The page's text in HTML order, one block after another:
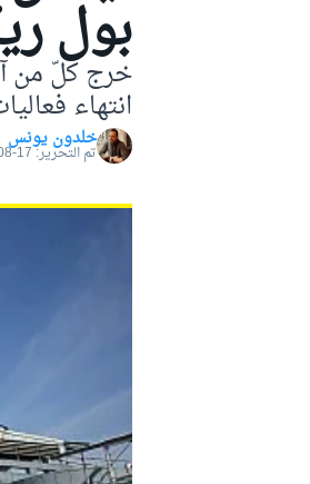
موتو جي بي
بول
خرج كلّ من
انتهاء
خلدون يونس
تم التحرير:17-08-2015